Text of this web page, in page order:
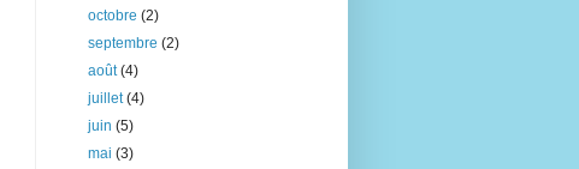
octobre(2)
septembre(2)
août(4)
juillet(4)
juin(5)
mai(3)